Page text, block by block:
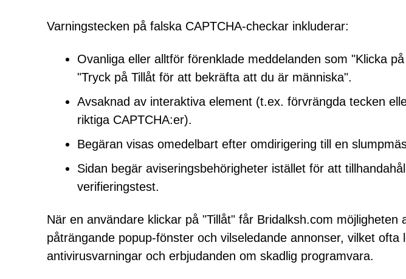
Varningstecken på falska CAPTCHA-checkar inkluderar:
Ovanliga eller alltför förenklade meddelanden som "Klicka
"Tryck på Tillåt för att bekräfta att du är människa".
Avsaknad av interaktiva element (t.ex. förvrängda tecken
riktiga CAPTCHA:er).
Begäran visas omedelbart efter omdirigering till en
Sidan begär aviseringsbehörigheter istället för att
verifieringstest.
När en användare klickar på "Tillåt" får Bridalksh.com möjligheten
påträngande popup-fönster och vilseledande annonser, vilket ofta
antivirusvarningar och erbjudanden om skadlig programvara.